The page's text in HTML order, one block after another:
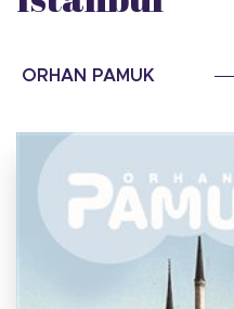
ORHAN PAMUK